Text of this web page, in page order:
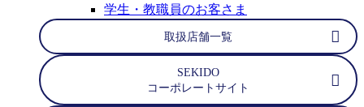
学生・教職員のお客さま
取扱店舗一覧
SEKIDO
コーポレートサイト